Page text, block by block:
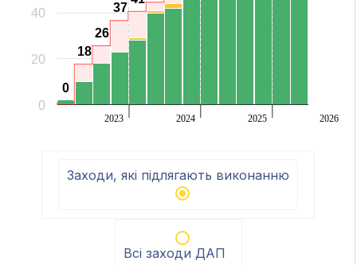
0
0
18
18
26
26
37
37
2023 2024 2025 2026
0
20
40
Заходи, які підлягають виконанню
Всі заходи ДАП